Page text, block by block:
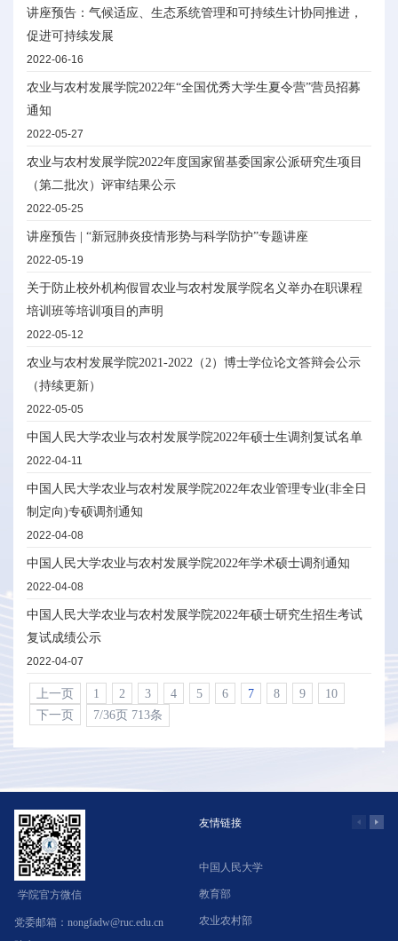
讲座预告：气候适应、生态系统管理和可持续生计协同推进，
促进可持续发展
2022-06-16
农业与农村发展学院2022年“全国优秀大学生夏令营”营员招募
通知
2022-05-27
农业与农村发展学院2022年度国家留基委国家公派研究生项目
（第二批次）评审结果公示
2022-05-25
讲座预告 | “新冠肺炎疫情形势与科学防护”专题讲座
2022-05-19
关于防止校外机构假冒农业与农村发展学院名义举办在职课程
培训班等培训项目的声明
2022-05-12
农业与农村发展学院2021-2022（2）博士学位论文答辩会公示
（持续更新）
2022-05-05
中国人民大学农业与农村发展学院2022年硕士生调剂复试名单
2022-04-11
中国人民大学农业与农村发展学院2022年农业管理专业(非全日
制定向)专硕调剂通知
2022-04-08
中国人民大学农业与农村发展学院2022年学术硕士调剂通知
2022-04-08
中国人民大学农业与农村发展学院2022年硕士研究生招生考试
复试成绩公示
2022-04-07
上一页 1 2 3 4 5 6 7 8 9
10
下一页
7/36页 713条
学院官方微信
党委邮箱：nongfadw@ruc.edu.cn
友情链接
中国人民大学
教育部
农业农村部